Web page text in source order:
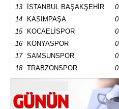
13
İSTANBUL BAŞAKŞEHİR 0
14
KASIMPAŞA 0
15
KOCAELİSPOR 0
16
KONYASPOR 0
17
SAMSUNSPOR 0
18
TRABZONSPOR 0